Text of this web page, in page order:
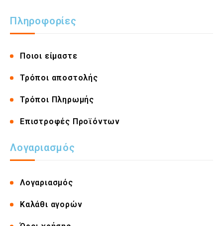
Πληροφορίες
Ποιοι είμαστε
Τρόποι αποστολής
Τρόποι Πληρωμής
Επιστροφές Προϊόντων
Λογαριασμός
Λογαριασμός
Καλάθι αγορών